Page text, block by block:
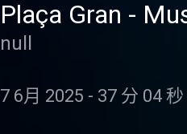
Plaça Gran -
null
7 6月 2025 - 37 分 04 秒